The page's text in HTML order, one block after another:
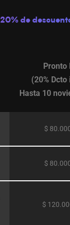
20% de
Pronto
(20%
Hasta 10
$
$
$